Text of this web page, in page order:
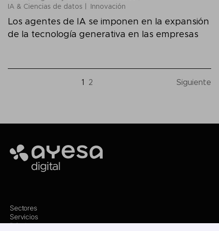
IA & Ciencias de datos
Innovación
Los agentes de IA se imponen en la expansión
de la tecnología generativa en las empresas
1 2 Siguiente
Ayesa
Sectores
Servicios
Dónde estamos